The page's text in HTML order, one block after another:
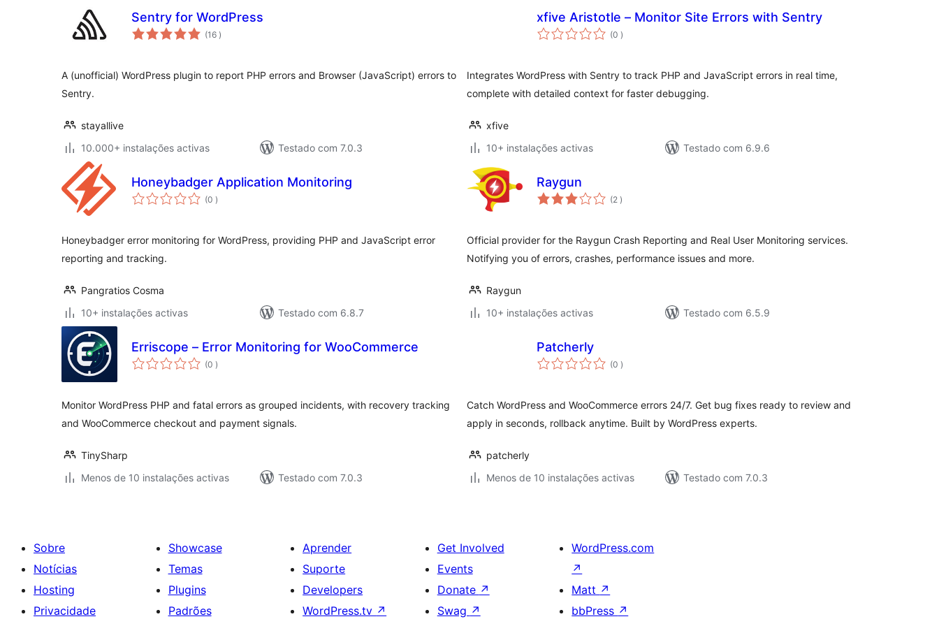
Sentry for WordPress
(16 classificações
)
A (unofficial) WordPress plugin to report PHP errors and Browser (JavaScript) errors to
Sentry.
stayallive
10.000+ instalações activas
Testado com 7.0.3
xfive Aristotle – Monitor Site Errors with Sentry
(0 classificações
)
Integrates WordPress with Sentry to track PHP and JavaScript errors in real time,
complete with detailed context for faster debugging.
xfive
10+ instalações activas
Testado com 6.9.6
Honeybadger Application Monitoring
(0 classificações
)
Honeybadger error monitoring for WordPress, providing PHP and JavaScript error
reporting and tracking.
Pangratios Cosma
10+ instalações activas
Testado com 6.8.7
Raygun
(2 classificações
)
Official provider for the Raygun Crash Reporting and Real User Monitoring services.
Notifying you of errors, crashes, performance issues and more.
Raygun
10+ instalações activas
Testado com 6.5.9
Erriscope – Error Monitoring for WooCommerce
(0 classificações
)
Monitor WordPress PHP and fatal errors as grouped incidents, with recovery tracking
and WooCommerce checkout and payment signals.
TinySharp
Menos de 10 instalações activas
Testado com 7.0.3
Patcherly
(0 classificações
)
Catch WordPress and WooCommerce errors 24/7. Get bug fixes ready to review and
apply in seconds, rollback anytime. Built by WordPress experts.
patcherly
Menos de 10 instalações activas
Testado com 7.0.3
Sobre
Notícias
Hosting
Privacidade
Showcase
Temas
Plugins
Padrões
Aprender
Suporte
Developers
WordPress.tv ↗
Get Involved
Events
Donate ↗
Swag ↗
WordPress.com
↗
Matt ↗
bbPress ↗